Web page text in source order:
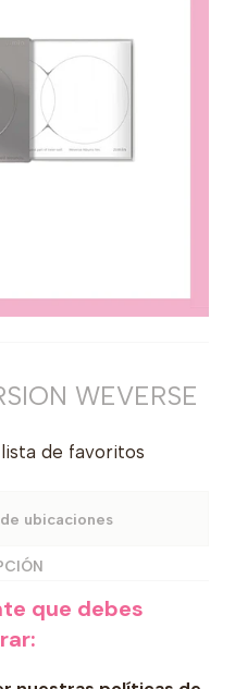
WEVERSE
de favoritos
ubicaciones
que debes